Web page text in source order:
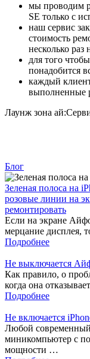
мы проводим
SE только с
наш сервис
стоимость
несколько
для того
понадобится
каждый
выполненные
Лаунж зона
Блог
Зеленая полоса на
розовые линии на
ремонтировать
Если на экране
мерцание дисплея,
Подробнее
Не выключается
Как правило, о
когда она
Подробнее
Не включается
Любой
миникомпьютер с
мощности …